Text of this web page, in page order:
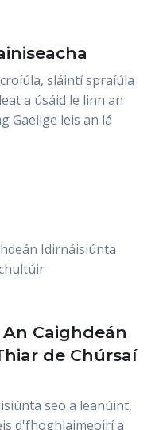
sláintí spraíúla
a úsáid le linn an
Gaeilge leis an lá
Caighdeán
de Chúrsaí
seo a leanúint,
d'fhoghlaimeoirí a